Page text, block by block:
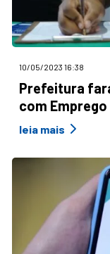
10/05/2023 16:38
Prefeitura
com Emprego
leia mais